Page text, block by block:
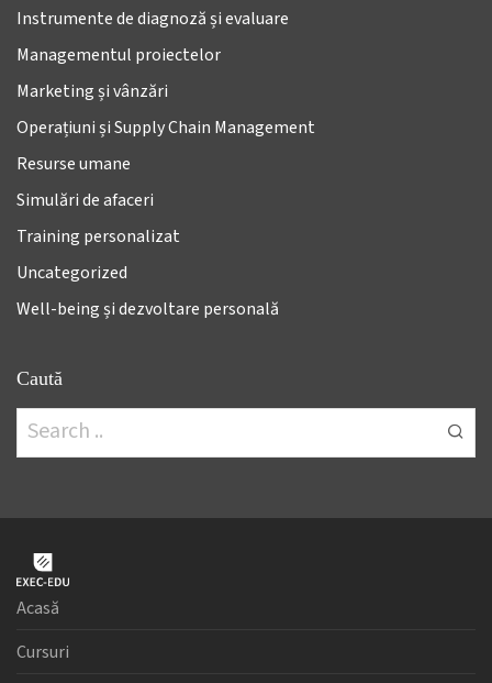
Instrumente de diagnoză și evaluare
Managementul proiectelor
Marketing și vânzări
Operațiuni și Supply Chain Management
Resurse umane
Simulări de afaceri
Training personalizat
Uncategorized
Well-being și dezvoltare personală
Caută
Acasă
Cursuri